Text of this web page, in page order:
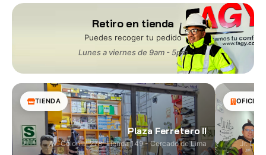
Retiro en tienda
Puedes recoger tu pedido
Lunes a viernes de 9am - 5pm
TIENDA
Plaza Ferretero II
Av. Colonial 278, Tienda 149 - Cercado de Lima
OFICINA
Jr. Las